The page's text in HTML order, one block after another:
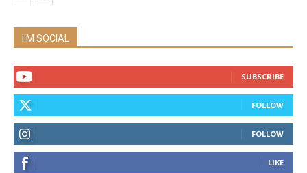
I'M SOCIAL
SUBSCRIBE
FOLLOW
FOLLOW
LIKE